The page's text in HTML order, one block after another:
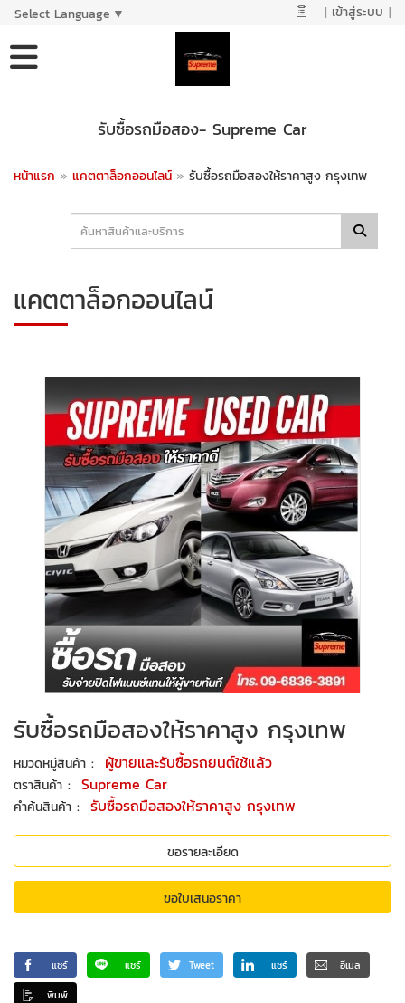
Select Language ▼ | เข้าสู่ระบบ |
รับซื้อรถมือสอง- Supreme Car
หน้าแรก » แคตตาล็อกออนไลน์ » รับซื้อรถมือสองให้ราคาสูง กรุงเทพ
แคตตาล็อกออนไลน์
รับซื้อรถมือสองให้ราคาสูง กรุงเทพ
หมวดหมู่สินค้า : ผู้ขายและรับซื้อรถยนต์ใช้แล้ว
ตราสินค้า : Supreme Car
คำค้นสินค้า : รับซื้อรถมือสองให้ราคาสูง กรุงเทพ
ขอรายละเอียด
ขอใบเสนอราคา
แชร์ แชร์ Tweet แชร์ อีเมล
พิมพ์